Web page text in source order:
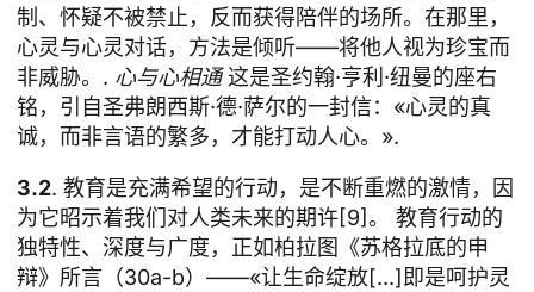
制、怀疑不被禁止，反而获得陪伴的场所。在那里，
心灵与心灵对话，方法是倾听——将他人视为珍宝而
非威胁。. 心与心相通这是圣约翰·亨利·纽曼的座右
铭，引自圣弗朗西斯·德·萨尔的一封信：«心灵的真
诚，而非言语的繁多，才能打动人心。».
3.2. 教育是充满希望的行动，是不断重燃的激情，因
为它昭示着我们对人类未来的期许[9]。 教育行动的
独特性、深度与广度，正如柏拉图《苏格拉底的申
辩》所言（30a-b）——«让生命绽放[...]即是呵护灵